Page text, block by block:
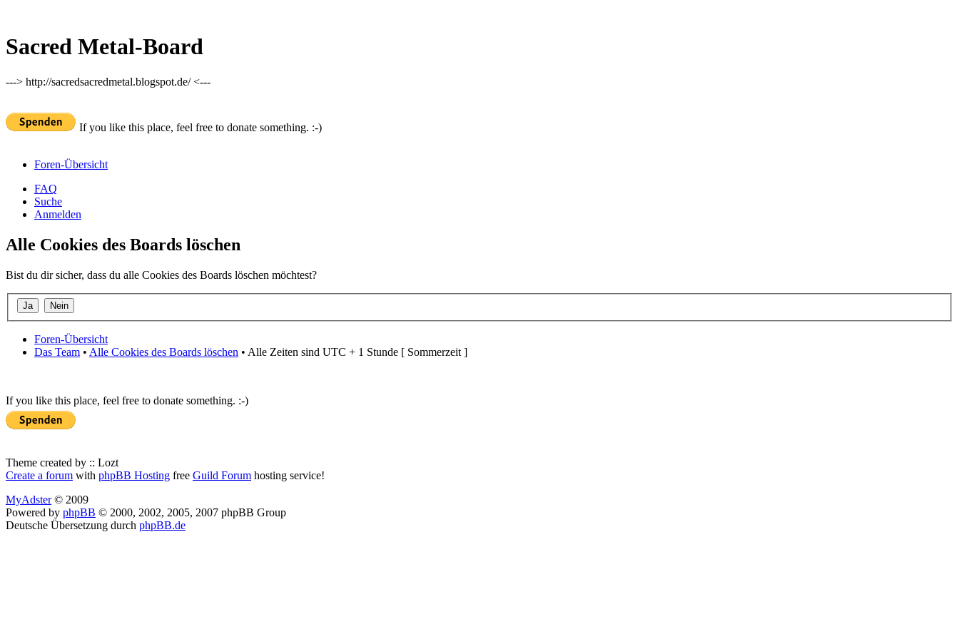
Sacred Metal-Board
---> http://sacredsacredmetal.blogspot.de/ <---
If you like this place, feel free to donate something. :-)
Foren-Übersicht
FAQ
Suche
Anmelden
Alle Cookies des Boards löschen
Bist du dir sicher, dass du alle Cookies des Boards löschen möchtest?
Foren-Übersicht
Das Team • Alle Cookies des Boards löschen • Alle Zeiten sind UTC + 1 Stunde [ Sommerzeit ]
If you like this place, feel free to donate something. :-)
Theme created by :: Lozt
Create a forum with phpBB Hosting free Guild Forum hosting service!
MyAdster© 2009
Powered by phpBB © 2000, 2002, 2005, 2007 phpBB Group
Deutsche Übersetzung durch phpBB.de